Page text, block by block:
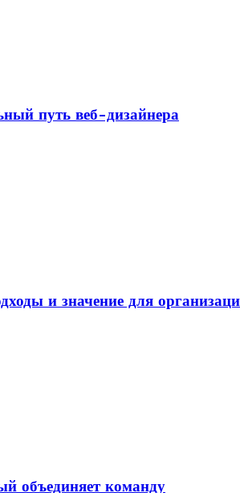
путь веб-дизайнера
и значение для
объединяет команду